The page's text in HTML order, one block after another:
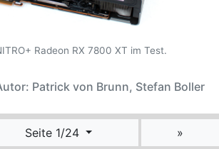
Radeon RX 7800 XT im Test.
Patrick von Brunn, Stefan Boller
Seite 1/24 »